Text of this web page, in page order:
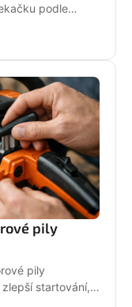
podle
pily
pily
startování,